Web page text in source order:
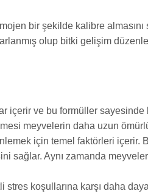
bir şekilde kalibre
olup bitki gelişim
içerir ve bu formüller
meyvelerin daha uzun
için temel faktörleri
sağlar. Aynı zamanda
koşullarına karşı daha